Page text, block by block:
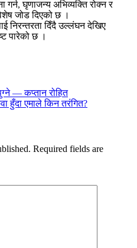
गर्न, घृणाजन्य अभिव्यक्ति रोक्न र
जोड दिएको छ ।
निरन्तरता दिँदै उल्लंघन देखिए
पारेको छ ।
— कप्तान रोहित
हुँदा एमाले किन तरंगित?
Required fields are